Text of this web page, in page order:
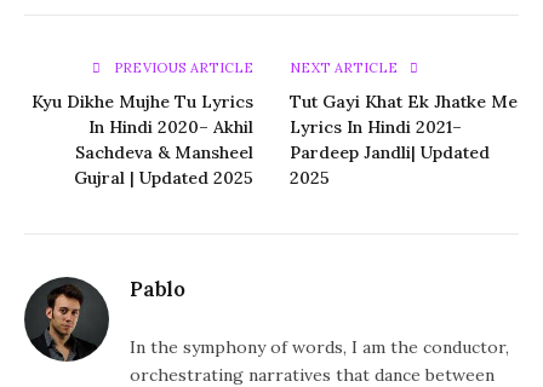
PREVIOUS ARTICLE
Kyu Dikhe Mujhe Tu Lyrics
In Hindi 2020– Akhil
Sachdeva & Mansheel
Gujral | Updated 2025
NEXT ARTICLE
Tut Gayi Khat Ek Jhatke Me
Lyrics In Hindi 2021–
Pardeep Jandli| Updated
2025
Pablo
In the symphony of words, I am the conductor,
orchestrating narratives that dance between